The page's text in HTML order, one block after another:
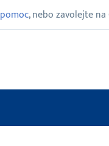
pomoc, nebo zavolejte na